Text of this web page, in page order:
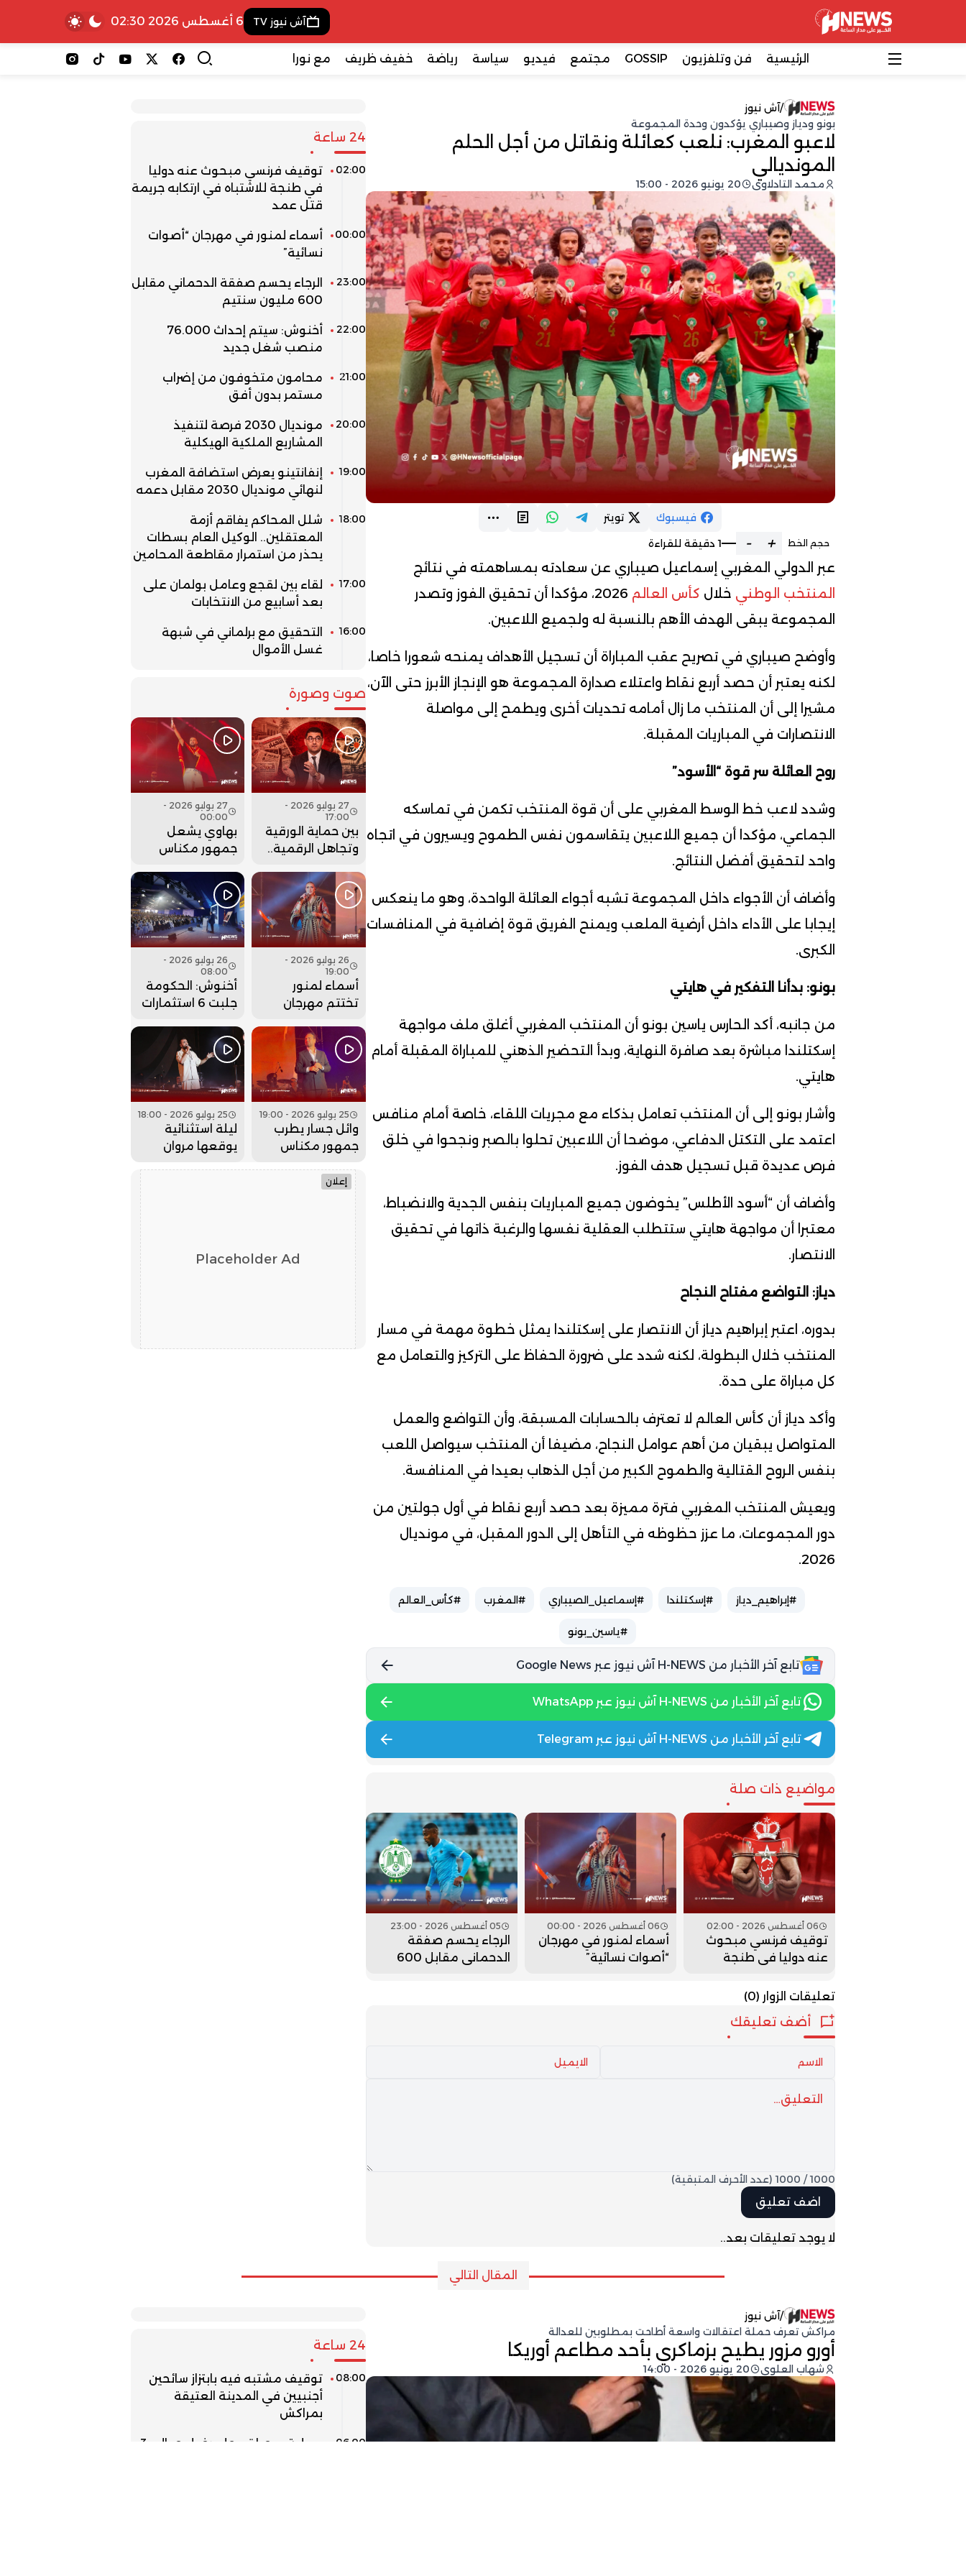
آش نيوز TV 6 أغسطس 2026 02:30
الرئيسية فن وتلفزيون GOSSIP مجتمع فيديو سياسة رياضة خفيف ظريف مع نورا
/آش نيوز
بونو ودياز وصيباري يؤكدون وحدة المجموعة
لاعبو المغرب: نلعب كعائلة ونقاتل من أجل الحلم
المونديالي
محمد التادلاوي 20 يونيو 2026 - 15:00
فيسبوك تويتر
حجم الخط +
- 1 دقيقة للقراءة
عبر الدولي المغربي إسماعيل صيباري عن سعادته بمساهمته في نتائج
المنتخب الوطني خلال كأس العالم
2026، مؤكدا أن تحقيق الفوز وتصدر
المجموعة يبقى الهدف الأهم بالنسبة له ولجميع اللاعبين.
وأوضح صيباري في تصريح عقب المباراة أن تسجيل الأهداف يمنحه شعورا خاصا،
لكنه يعتبر أن حصد أربع نقاط واعتلاء صدارة المجموعة هو الإنجاز الأبرز حتى الآن،
مشيرا إلى أن المنتخب ما زال أمامه تحديات أخرى ويطمح إلى مواصلة
الانتصارات في المباريات المقبلة.
روح العائلة سر قوة “الأسود”
وشدد لاعب خط الوسط المغربي على أن قوة المنتخب تكمن في تماسكه
الجماعي، مؤكدا أن جميع اللاعبين يتقاسمون نفس الطموح ويسيرون في اتجاه
واحد لتحقيق أفضل النتائج.
وأضاف أن الأجواء داخل المجموعة تشبه أجواء العائلة الواحدة، وهو ما ينعكس
إيجابا على الأداء داخل أرضية الملعب ويمنح الفريق قوة إضافية في المنافسات
الكبرى.
بونو: بدأنا التفكير في هايتي
من جانبه، أكد الحارس ياسين بونو أن المنتخب المغربي أغلق ملف مواجهة
إسكتلندا مباشرة بعد صافرة النهاية، وبدأ التحضير الذهني للمباراة المقبلة أمام
هايتي.
وأشار بونو إلى أن المنتخب تعامل بذكاء مع مجريات اللقاء، خاصة أمام منافس
اعتمد على التكتل الدفاعي، موضحا أن اللاعبين تحلوا بالصبر ونجحوا في خلق
فرص عديدة قبل تسجيل هدف الفوز.
وأضاف أن “أسود الأطلس” يخوضون جميع المباريات بنفس الجدية والانضباط،
معتبرا أن مواجهة هايتي ستتطلب العقلية نفسها والرغبة ذاتها في تحقيق
الانتصار.
دياز: التواضع مفتاح النجاح
بدوره، اعتبر إبراهيم دياز أن الانتصار على إسكتلندا يمثل خطوة مهمة في مسار
المنتخب خلال البطولة، لكنه شدد على ضرورة الحفاظ على التركيز والتعامل مع
كل مباراة على حدة.
وأكد دياز أن كأس العالم لا تعترف بالحسابات المسبقة، وأن التواضع والعمل
المتواصل يبقيان من أهم عوامل النجاح، مضيفا أن المنتخب سيواصل اللعب
بنفس الروح القتالية والطموح الكبير من أجل الذهاب بعيدا في المنافسة.
ويعيش المنتخب المغربي فترة مميزة بعد حصد أربع نقاط في أول جولتين من
دور المجموعات، ما عزز حظوظه في التأهل إلى الدور المقبل، في مونديال
2026.
#إبراهيم_دياز #إسكتلندا #إسماعيل_الصيباري #المغرب #كأس_العالم
#ياسين_بونو
تابع آخر الأخبار من H-NEWS آش نيوز عبر Google News
تابع آخر الأخبار من H-NEWS آش نيوز عبر WhatsApp
تابع آخر الأخبار من H-NEWS آش نيوز عبر Telegram
مواضيع ذات صلة
06 أغسطس 2026 - 02:00
توقيف فرنسي مبحوث
عنه دوليا في طنجة
قتل عمد
06 أغسطس 2026 - 00:00
أسماء لمنور في مهرجان
“أصوات نسائية”
05 أغسطس 2026 - 23:00
الرجاء يحسم صفقة
الدحماني مقابل 600
تعليقات الزوار (0)
أضف تعليقك
1000
/
1000 (عدد الأحرف المتبقية)
لا يوجد تعليقات بعد..
24 ساعة
02:00
توقيف فرنسي مبحوث عنه دوليا
في طنجة للاشتباه في ارتكابه جريمة
قتل عمد
00:00
أسماء لمنور في مهرجان “أصوات
نسائية”
23:00
الرجاء يحسم صفقة الدحماني مقابل
600 مليون سنتيم
22:00
أخنوش: سيتم إحداث 76.000
منصب شغل جديد
21:00
محامون متخوفون من إضراب
مستمر بدون أفق
20:00
مونديال 2030 فرصة لتنفيذ
المشاريع الملكية الهيكلية
19:00
إنفانتينو يعرض استضافة المغرب
لنهائي مونديال 2030 مقابل دعمه
18:00
شلل المحاكم يفاقم أزمة
المعتقلين.. الوكيل العام بسطات
يحذر من استمرار مقاطعة المحامين
17:00
لقاء بين لقجع وعامل بولمان على
بعد أسابيع من الانتخابات
16:00
التحقيق مع برلماني في شبهة
غسل الأموال
صوت وصورة
27 يوليو 2026 -
17:00
بين حماية الورقية
وتجاهل الرقمية..
بنسعيد عقارب
الساعة إلى الوراء؟
27 يوليو 2026 -
00:00
بهاوي يشعل
جمهور مكناس
عيساوة.. فيديو
26 يوليو 2026 -
19:00
أسماء لمنور
تختتم مهرجان
جماهيري كبير..
فيديو
26 يوليو 2026 -
08:00
أخنوش: الحكومة
جلبت 6 استثمارات
وادي الذهب
25 يوليو 2026 - 19:00
وائل جسار يطرب
جمهور مكناس
فيديو
25 يوليو 2026 - 18:00
ليلة استثنائية
يوقعها مروان
إعلان
Placeholder Ad
المقال التالي
/آش نيوز
مراكش تعرف حملة اعتقالات واسعة أطاحت بمطلوبين للعدالة
أورو مزور يطيح بزماكري بأحد مطاعم أوريكا
شهاب العلوي 20 يونيو 2026 - 14:00
24 ساعة
08:00
توقيف مشتبه فيه بابتزاز سائحين
أجنبيين في المدينة العتيقة
بمراكش
06:00
عملية مرحبا تسجل دخول حوالي 3